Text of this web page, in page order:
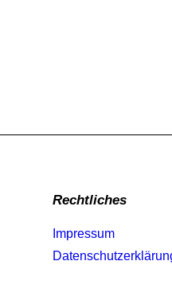
Rechtliches
Impressum